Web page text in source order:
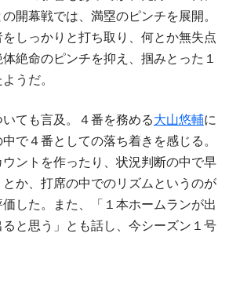
開幕戦では、満塁のピンチを展開。
しっかりと打ち取り、何とか無失点
絶命のピンチを抑え、掴みとった１
うだ。
ても言及。４番を務める大山悠輔に
で４番としての落ち着きを感じる。
ントを作ったり、状況判断の中で早
とか、打席の中でのリズムというのが
した。また、「１本ホームランが出
と思う」とも話し、今シーズン１号